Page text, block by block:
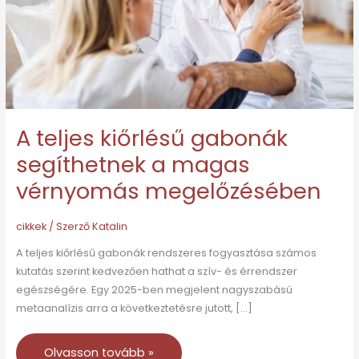
A teljes kiőrlésű gabonák
segíthetnek a magas
vérnyomás megelőzésében
cikkek/ SzerzőKatalin
A teljes kiőrlésű gabonák rendszeres fogyasztása számos
kutatás szerint kedvezően hathat a szív- és érrendszer
egészségére. Egy 2025-ben megjelent nagyszabású
metaanalízis arra a következtetésre jutott, […]
a
magas
vérnyomás
megelőzésében
Olvasson tovább »